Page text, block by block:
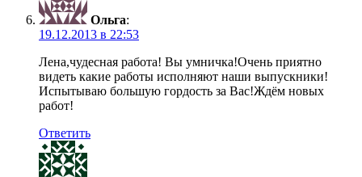
Ольга:
19.12.2013 в 22:53
Лена,чудесная работа! Вы умничка!Очень приятно
видеть какие работы исполняют наши выпускники!
Испытываю большую гордость за Вас!Ждём новых
работ!
Ответить